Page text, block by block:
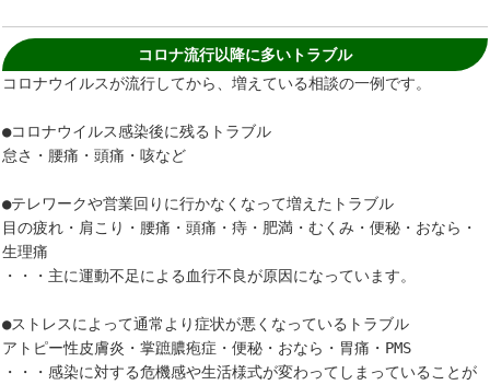
コロナ流行以降に多いトラブル
コロナウイルスが流行してから、増えている相談の一例です。
●コロナウイルス感染後に残るトラブル
怠さ・腰痛・頭痛・咳など
●テレワークや営業回りに行かなくなって増えたトラブル
目の疲れ・肩こり・腰痛・頭痛・痔・肥満・むくみ・便秘・おなら・
生理痛
・・・主に運動不足による血行不良が原因になっています。
●ストレスによって通常より症状が悪くなっているトラブル
アトピー性皮膚炎・掌蹠膿疱症・便秘・おなら・胃痛・PMS
・・・感染に対する危機感や生活様式が変わってしまっていることが